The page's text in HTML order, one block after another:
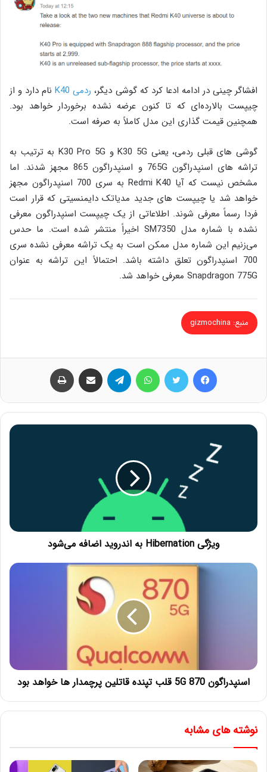
افشاگر چینی در ادامه ادعا کرد که گوشی دیگر، ردمی K40
نام دارد و از
چیپست بالارده‌ای که تا کنون عرضه نشده برخوردار خواهد بود.
همچنین قیمت گذاری این مدل کاملاً به صرفه است.
گوشی های قبلی ردمی، یعنی K30 5G و K30 Pro 5G به ترتیب به
تراشه های اسنپدراگون 765G و اسنپدراگون 865 مجهز شدند. اما
مشخص نیست که آیا Redmi K40 به سری 700 اسنپدراگون مجهز
خواهد شد یا چیپست های جدید مدیاتک دایمنسیتی که قرار است
فردا رسماً معرفی شوند. اطلاعاتی از یک چیپست اسنپدراگون معرفی
نشده با شماره مدل SM7350 اخیراً منتشر شده است. ما حدس
می‌زنیم این شماره مدل ممکن است به یک تراشه معرفی نشده سری
700 اسنپدراگون تعلق داشته باشد. احتمالاً این تراشه به عنوان
Snapdragon 775G معرفی خواهد شد.
منبع: gizmochina
ویژگی Hibernation به اندروید اضافه می‌شود
اسنپدراگون 870 5G قلب تپنده قاتلین پرچمدار ها خواهد بود
نوشته های مشابه